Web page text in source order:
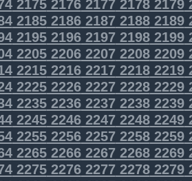
21752176217721782179
21852186218721882189
21952196219721982199
22052206220722082209
22152216221722182219
22252226222722282229
22352236223722382239
22452246224722482249
22552256225722582259
22652266226722682269
22752276227722782279